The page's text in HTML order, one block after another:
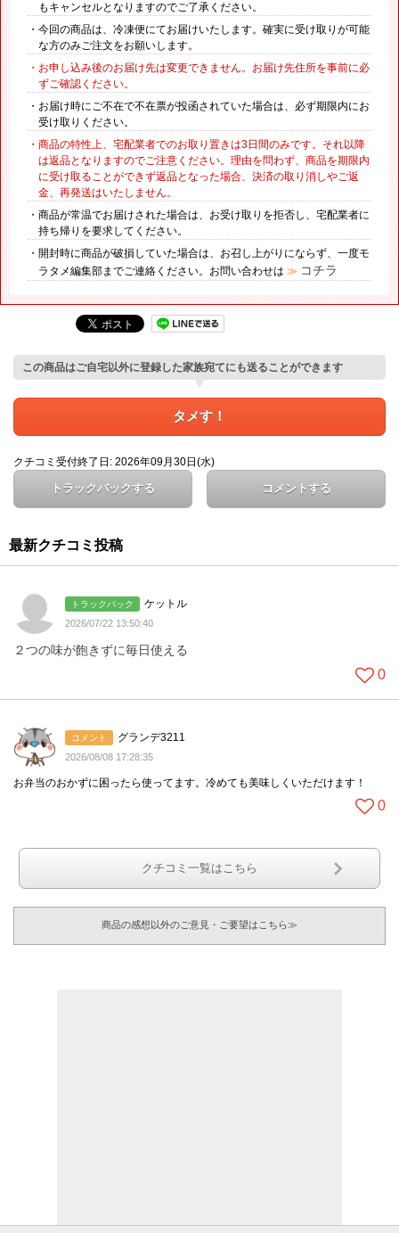
もキャンセルとなりますのでご了承ください。
・今回の商品は、冷凍便にてお届けいたします。確実に受け取りが可能
な方のみご注文をお願いします。
・お申し込み後のお届け先は変更できません。お届け先住所を事前に必
ずご確認ください。
・お届け時にご不在で不在票が投函されていた場合は、必ず期限内にお
受け取りください。
・商品の特性上、宅配業者でのお取り置きは3日間のみです。それ以降
は返品となりますのでご注意ください。理由を問わず、商品を期限内
に受け取ることができず返品となった場合、決済の取り消しやご返
金、再発送はいたしません。
・商品が常温でお届けされた場合は、お受け取りを拒否し、宅配業者に
持ち帰りを要求してください。
・開封時に商品が破損していた場合は、お召し上がりにならず、一度モ
ラタメ編集部までご連絡ください。お問い合わせは ≫ コチラ
この商品はご自宅以外に登録した家族宛てにも送ることができます
タメす！
クチコミ受付終了日: 2026年09月30日(水)
トラックバックする コメントする
最新クチコミ投稿
トラックバック ケットル
2026/07/22 13:50:40
２つの味が飽きずに毎日使える
0
コメント グランデ3211
2026/08/08 17:28:35
お弁当のおかずに困ったら使ってます。冷めても美味しくいただけます！
0
クチコミ一覧はこちら
商品の感想以外のご意見・ご要望はこちら≫